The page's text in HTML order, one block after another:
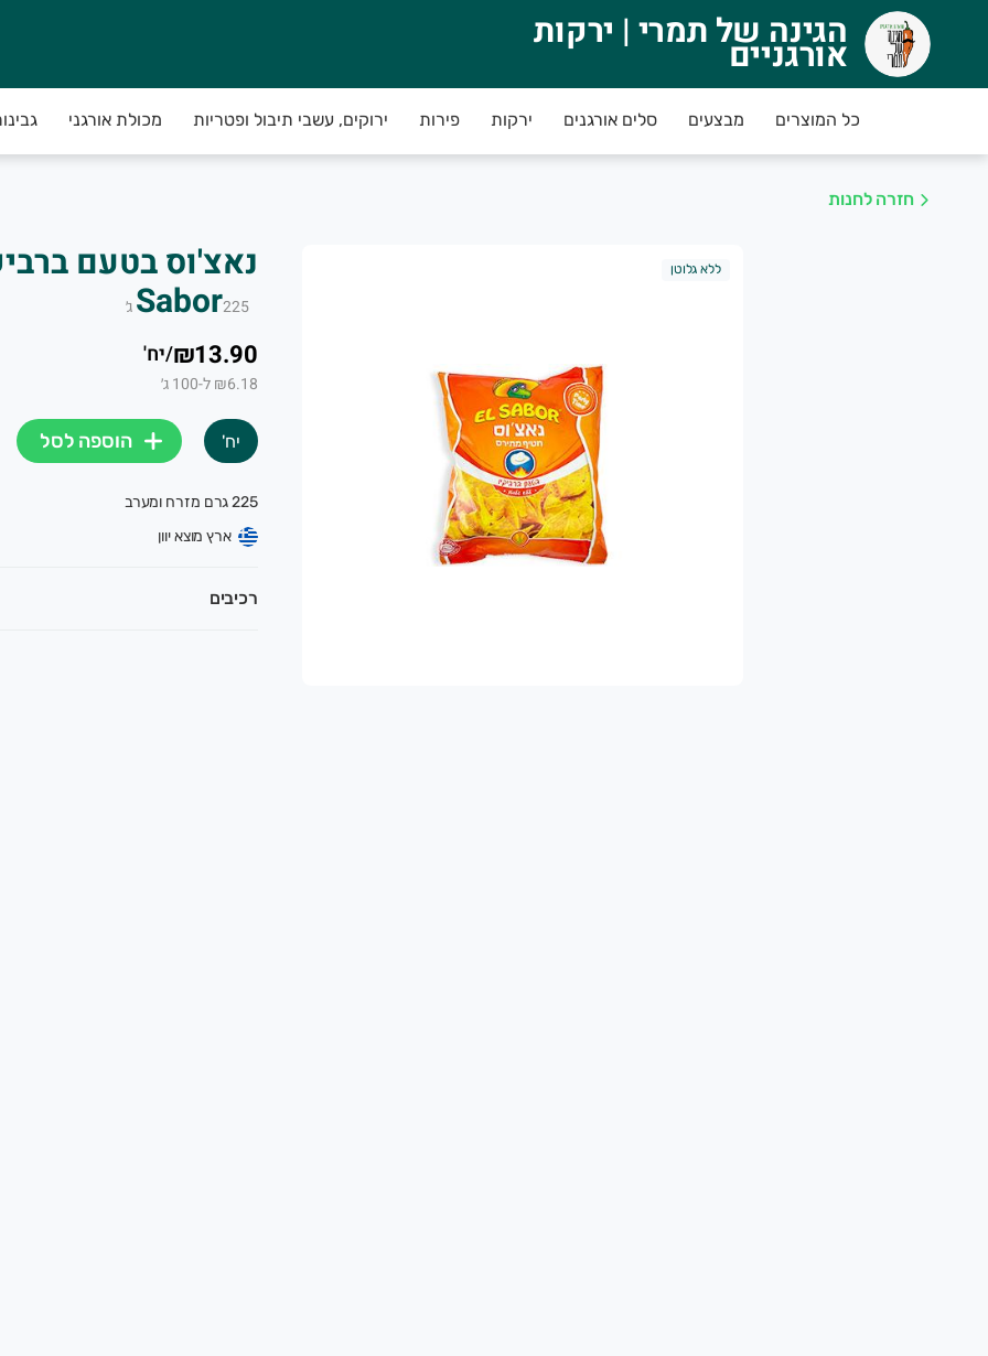
הגינה של תמרי | ירקות אורגניים
שמחים שבחרתם כחול לבן !בנו ובחקלאים האזוריים העובדים איתנו לספק לכם את הירקות באיכות הגבוה
הגינה של תמרי | ירקות
אורגניים
כל המוצרים מבצעים סלים אורגנים ירקות פירות ירוקים, עשבי תיבול ופטריות מכולת אורגני
חזרה לחנות
ללא גלוטן
Sabor225 ג׳
₪13.90
/יח'
₪6.18 ל-100 ג׳
יח' הוספה לסל
225 גרם מזרח ומערב
ארץ מוצא יוון
רכיבים